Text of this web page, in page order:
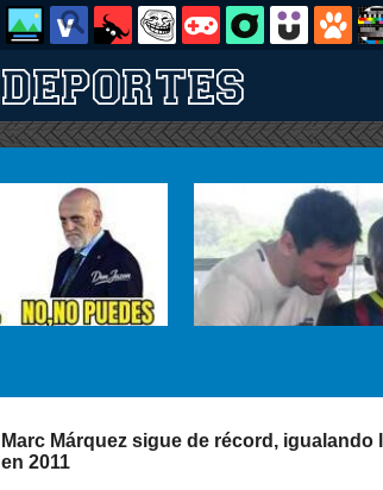
Marc Márquez sigue de récord, igualando
en 2011